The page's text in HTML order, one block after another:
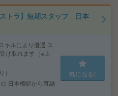
トラ】短期スタッフ 日本
ルにより優遇 ス
け取れます（※上
日本橋駅から直結
気になる!